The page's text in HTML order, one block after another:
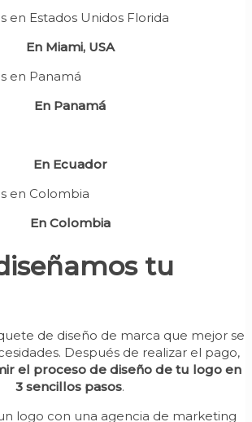
En Miami, USA
En Panamá
En Ecuador
En Colombia
tu
de diseño de marca que mejor se
Después de realizar el pago,
el proceso de diseño de tu logo en
3 sencillos pasos.